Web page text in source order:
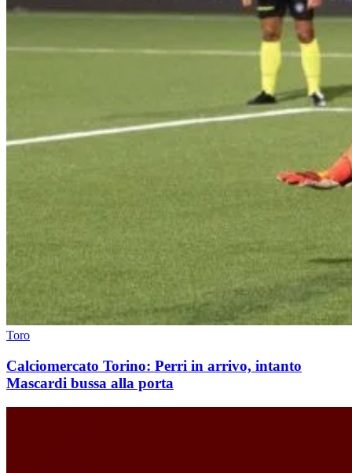
Toro
Calciomercato Torino: Perri in arrivo, intanto
Mascardi bussa alla porta